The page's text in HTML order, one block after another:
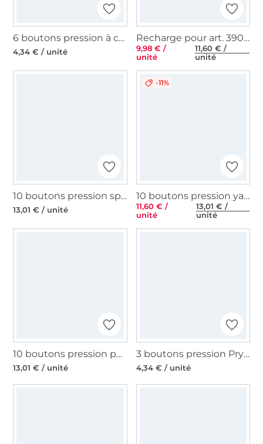
6 boutons pression à coudre Prym, 15 mm, transparent
4,34 € / unité
Recharge pour art. 390120 boutons pression jersey sans outil 10mm ar
9,98 € /
unité
11,60 € /
unité
10 boutons pression sport & camping, 15 mm, couleur bronze antique
13,01 € / unité
-11%
10 boutons pression yacht & caravan Prym, 15 mm, couleur argent
11,60 € /
unité
13,01 € /
unité
10 boutons pression pour anorak, 15 mm, couleur bronze antique
13,01 € / unité
3 boutons pression Prym, 21 mm, couleur argent
4,34 € / unité